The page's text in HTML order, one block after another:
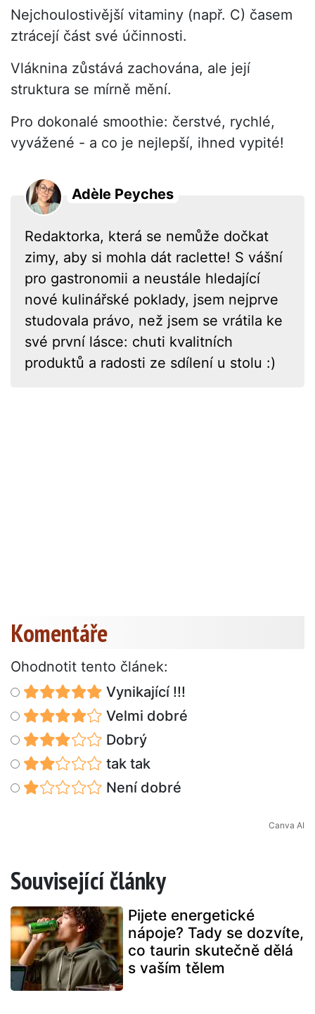
Nejchoulostivější vitaminy (např. C) časem
ztrácejí část své účinnosti.
Vláknina zůstává zachována, ale její
struktura se mírně mění.
Pro dokonalé smoothie: čerstvé, rychlé,
vyvážené - a co je nejlepší, ihned vypité!
Adèle Peyches
Redaktorka, která se nemůže dočkat
zimy, aby si mohla dát raclette! S vášní
pro gastronomii a neustále hledající
nové kulinářské poklady, jsem nejprve
studovala právo, než jsem se vrátila ke
své první lásce: chuti kvalitních
produktů a radosti ze sdílení u stolu :)
Komentáře
Ohodnotit tento článek:
Vynikající !!!
Velmi dobré
Dobrý
tak tak
Není dobré
Canva AI
Související články
Pijete energetické
nápoje? Tady se dozvíte,
co taurin skutečně dělá
s vaším tělem